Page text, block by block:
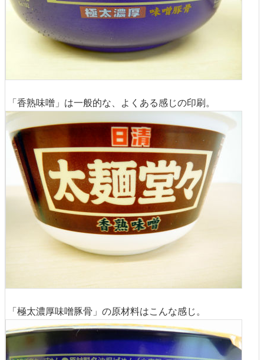
「香熟味噌」は一般的な、よくある感じの印刷。
「極太濃厚味噌豚骨」の原材料はこんな感じ。